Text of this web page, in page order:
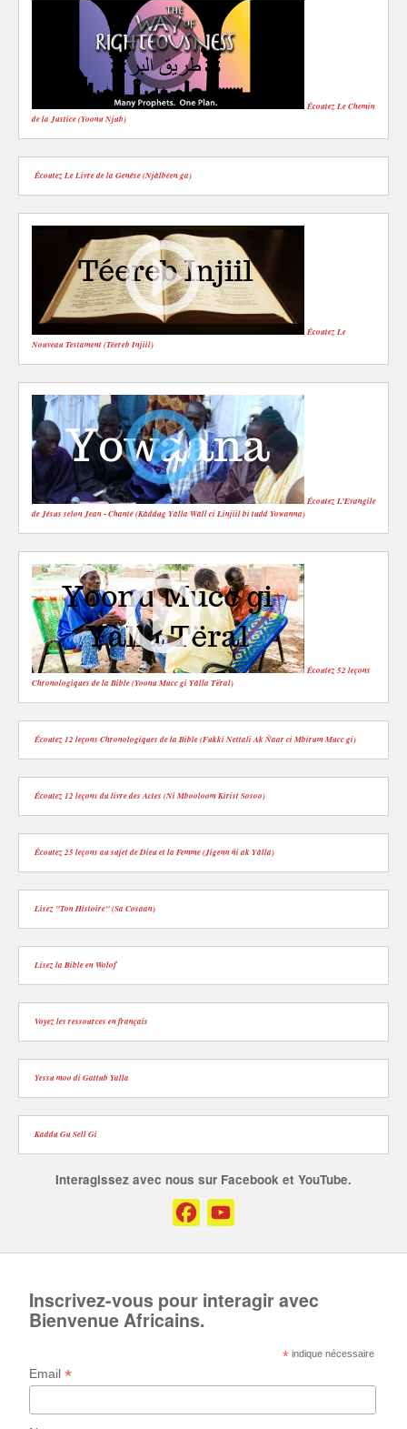
Écoutez Le Chemin
de la Justice (Yoonu Njub)
Écoutez Le Livre de la Genèse (Njàlbéen ga)
Écoutez Le
Nouveau Testament (Téereb Injiil)
Écoutez L’Evangile
de Jésus selon Jean - Chanté (Kàddug Yàlla Wàll ci Linjiil bi tudd Yowanna)
Écoutez 52 leçons
Chronologiques de la Bible (Yoonu Mucc gi Yàlla Tëral)
Écoutez 12 leçons Chronologiques de la Bible (Fukki Nettali Ak Ñaar ci Mbirum Mucc gi)
Écoutez 12 leçons du livre des Actes (Ni Mbooloom Kirist Sosoo)
Écoutez 25 leçons au sujet de Dieu et la Femme (Jigenn ñi ak Yàlla)
Lisez "Ton Histoire" (Sa Cosaan)
Lisez la Bible en Wolof
Voyez les ressources en français
Yessu moo di Gattub Yalla
Kaddu Gu Sell Gi
Interagissez avec nous sur Facebook et YouTube.
Facebook
Inscrivez-vous pour interagir avec
Bienvenue Africains.
* indique nécessaire
Email*